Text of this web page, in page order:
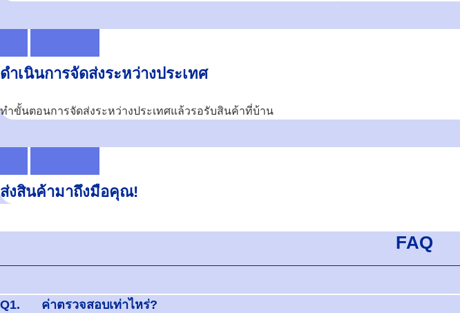
ดำเนินการจัดส่งระหว่างประเทศ
ทำขั้นตอนการจัดส่งระหว่างประเทศแล้วรอรับสินค้าที่บ้าน
ส่งสินค้ามาถึงมือคุณ!
FAQ
Q1.
ค่าตรวจสอบเท่าไหร่?